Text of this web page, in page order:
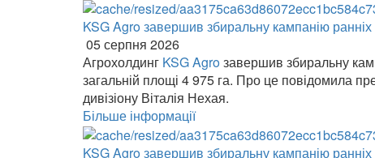
KSG Agro завершив збиральну кампанію
05 серпня 2026
Агрохолдинг KSG Agroзавершив збиральну
загальній площі 4 975 га. Про це повідомила
дивізіону Віталія Нехая.
Більше інформації
KSG Agro завершив збиральну кампанію